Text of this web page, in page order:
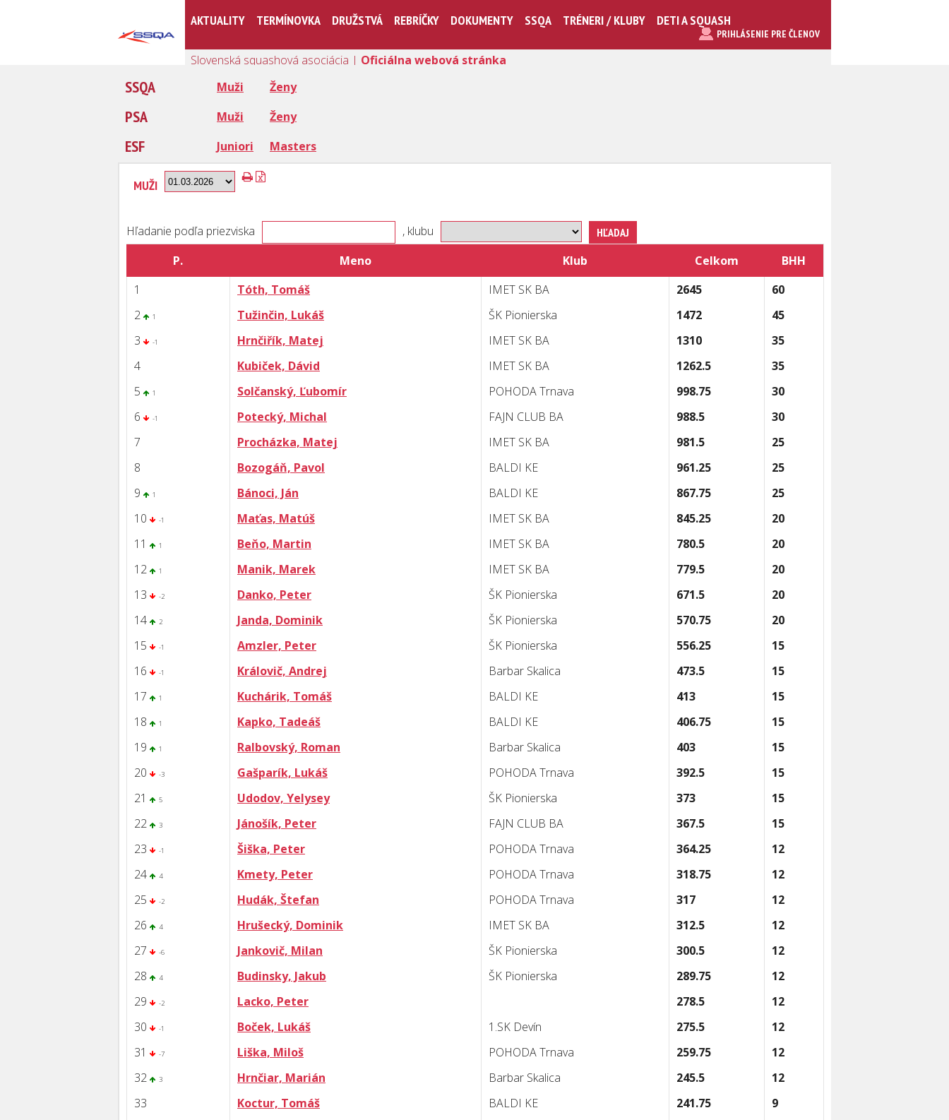
AKTUALITY TERMÍNOVKA DRUŽSTVÁ REBRÍČKY DOKUMENTY SSQA TRÉNERI / KLUBY DETI A SQUASH
PRIHLÁSENIE PRE ČLENOV
Slovenská squashová asociácia | Oficiálna webová stránka
SSQA Muži Ženy
PSA Muži Ženy
ESF Juniori Masters
MUŽI
Hľadanie podľa priezviska
, klubu
P.
Meno Klub Celkom
BHH
1
Tóth, Tomáš IMET SK BA 2645
60
2
1 Tužinčin, Lukáš ŠK Pionierska 1472
45
3
-1 Hrnčiřík, Matej IMET SK BA 1310
35
4
Kubiček, Dávid IMET SK BA 1262.5
35
5
1 Solčanský, Ľubomír POHODA Trnava 998.75
30
6
-1 Potecký, Michal FAJN CLUB BA 988.5
30
7
Procházka, Matej IMET SK BA 981.5
25
8
Bozogáň, Pavol BALDI KE 961.25
25
9
1 Bánoci, Ján BALDI KE 867.75
25
10
-1 Maťas, Matúš IMET SK BA 845.25
20
11
1 Beňo, Martin IMET SK BA 780.5
20
12
1 Manik, Marek IMET SK BA 779.5
20
13
-2 Danko, Peter ŠK Pionierska 671.5
20
14
2 Janda, Dominik ŠK Pionierska 570.75
20
15
-1 Amzler, Peter ŠK Pionierska 556.25
15
16
-1 Královič, Andrej Barbar Skalica 473.5
15
17
1 Kuchárik, Tomáš BALDI KE 413
15
18
1 Kapko, Tadeáš BALDI KE 406.75
15
19
1 Ralbovský, Roman Barbar Skalica 403
15
20
-3 Gašparík, Lukáš POHODA Trnava 392.5
15
21
5 Udodov, Yelysey ŠK Pionierska 373
15
22
3 Jánošík, Peter FAJN CLUB BA 367.5
15
23
-1 Šiška, Peter POHODA Trnava 364.25
12
24
4 Kmety, Peter POHODA Trnava 318.75
12
25
-2 Hudák, Štefan POHODA Trnava 317
12
26
4 Hrušecký, Dominik IMET SK BA 312.5
12
27
-6 Jankovič, Milan ŠK Pionierska 300.5
12
28
4 Budinsky, Jakub ŠK Pionierska 289.75
12
29
-2 Lacko, Peter 278.5
12
30
-1 Boček, Lukáš 1.SK Devín 275.5
12
31
-7 Liška, Miloš POHODA Trnava 259.75
12
32
3 Hrnčiar, Marián Barbar Skalica 245.5
12
33
Koctur, Tomáš BALDI KE 241.75
9